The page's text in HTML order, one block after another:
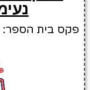
פקס בית הספר: 02-5862160